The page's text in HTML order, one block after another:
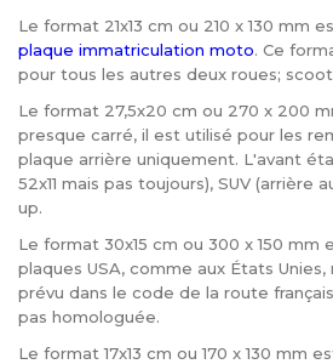
Le format 21x13 cm ou 210 x 130 mm
plaque immatriculation moto. Ce
pour tous les autres deux roues;
Le format 27,5x20 cm ou 270 x 200
presque carré, il est utilisé pour les
plaque arrière uniquement. L'avant
52x11 mais pas toujours), SUV (arrière
up.
Le format 30x15 cm ou 300 x 150 mm
plaques USA, comme aux États
prévu dans le code de la route
pas homologuée.
Le format 17x13 cm ou 170 x 130 mm